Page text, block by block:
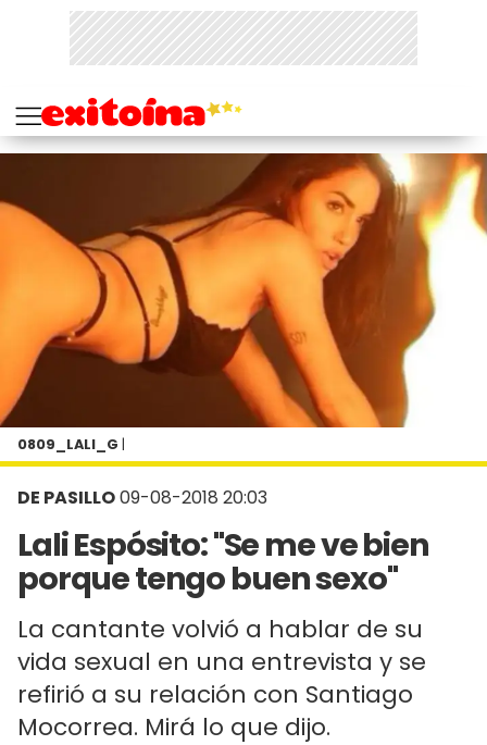
DE PASILLO09-08-2018 20:03
Lali Espósito: "Se me ve bien
porque tengo buen sexo"
La cantante volvió a hablar de su
vida sexual en una entrevista y se
refirió a su relación con Santiago
Mocorrea. Mirá lo que dijo.
0809_LALI_G |